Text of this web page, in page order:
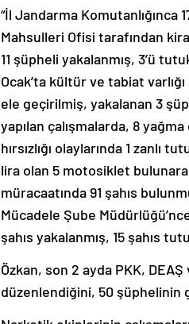
“İl Jandarma Komutanlığınca
Mahsulleri Ofisi tarafından
11 şüpheli yakalanmış, 3’ü
Ocak’ta kültür ve tabiat
ele geçirilmiş, yakalanan 3
yapılan çalışmalarda, 8
hırsızlığı olaylarında 1
lira olan 5 motosiklet
müracaatında 91 şahıs
Mücadele Şube
şahıs yakalanmış, 15 şahıs
Özkan, son 2 ayda PKK,
düzenlendiğini, 50 şüphelinin